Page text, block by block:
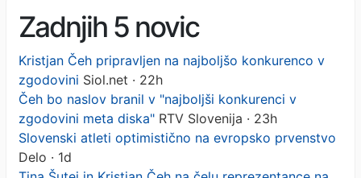
Zadnjih 5 novic
Kristjan Čeh pripravljen na najboljšo konkurenco v
zgodovini Siol.net · 22h
Čeh bo naslov branil v "najboljši konkurenci v
zgodovini meta diska" RTV Slovenija · 23h
Slovenski atleti optimistično na evropsko prvenstvo
Delo · 1d